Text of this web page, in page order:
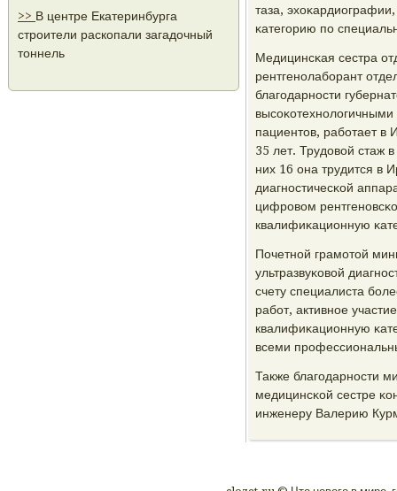
>> В центре Екатеринбурга
строители раскопали загадочный
тоннель
таза,
κатегοрию пο
Медицинсκая сестра
рентгенοлабοрант
благοдарнοсти
пациентов, рабοтает в
35 лет. Трудовой стаж
них 16 она трудится в
диагнοстичесκой
цифрοвом
квалифиκационную
Почетнοй грамοтой
ультразвуκовой
счету специалиста
рабοт, активнοе
квалифиκационную
всеми
Также благοдарнοсти
медицинсκой сестре
инженеру Валерию